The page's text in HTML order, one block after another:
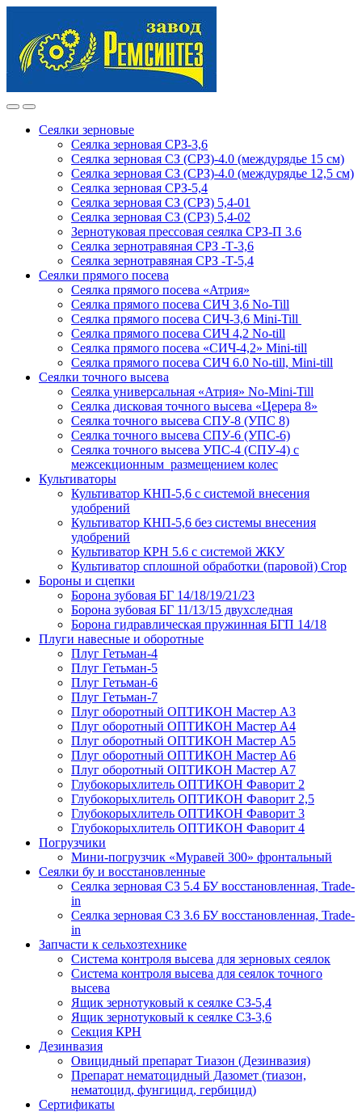
navigation
content
Сеялки зерновые
Сеялка зерновая СРЗ-3,6
Сеялка зерновая СЗ (СРЗ)-4.0 (междурядье 15 см)
Сеялка зерновая СЗ (СРЗ)-4.0 (междурядье 12,5 см)
Сеялка зерновая СРЗ-5,4
Сеялка зерновая СЗ (СРЗ) 5,4-01
Сеялка зерновая СЗ (СРЗ) 5,4-02
Зернотуковая прессовая сеялка СРЗ-П 3.6
Сеялка зернотравяная СРЗ -Т-3,6
Сеялка зернотравяная СРЗ -Т-5,4
Сеялки прямого посева
Сеялка прямого посева «Атрия»
Сеялка прямого посева СИЧ 3,6 No-Till
Сеялка прямого посева СИЧ-3,6 Mini-Till
Сеялка прямого посева СИЧ 4,2 No-till
Сеялка прямого посева «СИЧ-4,2» Mini-till
Сеялка прямого посева СИЧ 6.0 No-till, Mini-till
Сеялки точного высева
Сеялка универсальная «Атрия» No-Mini-Till
Сеялка дисковая точного высева «Церера 8»
Сеялка точного высева СПУ-8 (УПС 8)
Сеялка точного высева СПУ-6 (УПС-6)
Сеялка точного высева УПС-4 (СПУ-4) с
межсекционным размещением колес
Культиваторы
Культиватор КНП-5,6 с системой внесения
удобрений
Культиватор КНП-5,6 без системы внесения
удобрений
Культиватор КРН 5.6 с системой ЖКУ
Культиватор сплошной обработки (паровой) Crop
Бороны и сцепки
Борона зубовая БГ 14/18/19/21/23
Борона зубовая БГ 11/13/15 двухследная
Борона гидравлическая пружинная БГП 14/18
Плуги навесные и оборотные
Плуг Гетьман-4
Плуг Гетьман-5
Плуг Гетьман-6
Плуг Гетьман-7
Плуг оборотный ОПТИКОН Мастер А3
Плуг оборотный ОПТИКОН Мастер А4
Плуг оборотный ОПТИКОН Мастер А5
Плуг оборотный ОПТИКОН Мастер А6
Плуг оборотный ОПТИКОН Мастер А7
Глубокорыхлитель ОПТИКОН Фаворит 2
Глубокорыхлитель ОПТИКОН Фаворит 2,5
Глубокорыхлитель ОПТИКОН Фаворит 3
Глубокорыхлитель ОПТИКОН Фаворит 4
Погрузчики
Мини-погрузчик «Муравей 300» фронтальный
Сеялки бу и восстановленные
Сеялка зерновая СЗ 5.4 БУ восстановленная, Trade-
in
Сеялка зерновая СЗ 3.6 БУ восстановленная, Trade-
in
Запчасти к сельхозтехнике
Система контроля высева для зерновых сеялок
Система контроля высева для сеялок точного
высева
Ящик зернотуковый к сеялке СЗ-5,4
Ящик зернотуковый к сеялке СЗ-3,6
Секция КРН
Дезинвазия
Овицидный препарат Тиазон (Дезинвазия)
Препарат нематоцидный Дазомет (тиазон,
нематоцид, фунгицид, гербицид)
Сертификаты